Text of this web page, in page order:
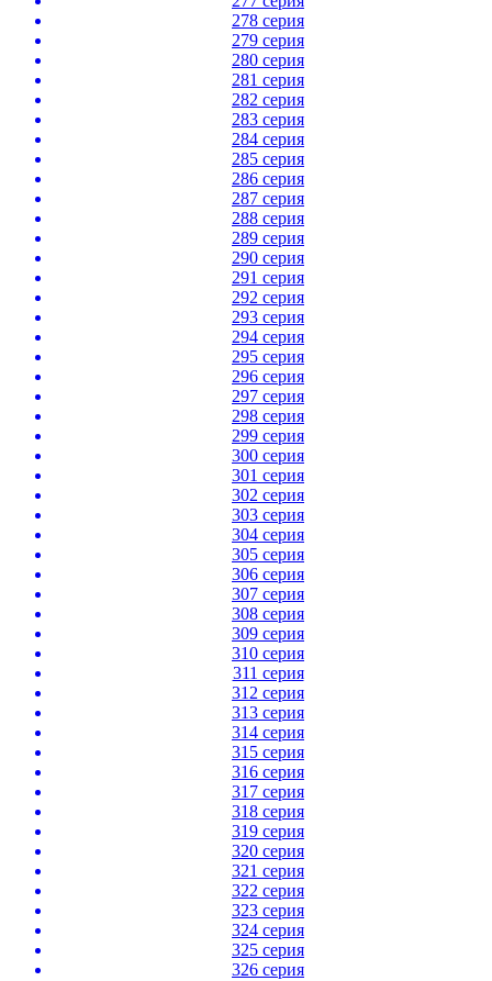
278 серия
279 серия
280 серия
281 серия
282 серия
283 серия
284 серия
285 серия
286 серия
287 серия
288 серия
289 серия
290 серия
291 серия
292 серия
293 серия
294 серия
295 серия
296 серия
297 серия
298 серия
299 серия
300 серия
301 серия
302 серия
303 серия
304 серия
305 серия
306 серия
307 серия
308 серия
309 серия
310 серия
311 серия
312 серия
313 серия
314 серия
315 серия
316 серия
317 серия
318 серия
319 серия
320 серия
321 серия
322 серия
323 серия
324 серия
325 серия
326 серия